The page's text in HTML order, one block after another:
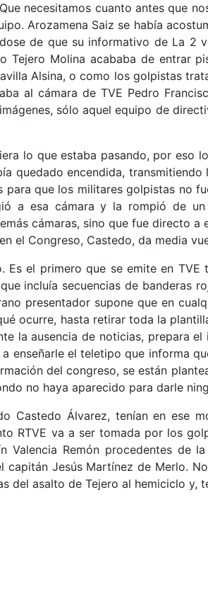
necesitamos cuanto antes que
Arozamena Saiz se había
de que su informativo de La 2
Tejero Molina acababa de entrar
Alsina, o como los golpistas
al cámara de TVE Pedro
sólo aquel equipo de
lo que estaba pasando, por eso
quedado encendida,
que los militares golpistas no
a esa cámara y la rompió de
cámaras, sino que fue directo
el Congreso, Castedo, da media
el primero que se emite en
incluía secuencias de
presentador supone que en
ocurre, hasta retirar toda la
la ausencia de noticias, prepara
enseñarle el teletipo que informa
del congreso, se están
no haya aparecido para darle
Castedo Álvarez, tenían en ese
RTVE va a ser tomada por los
Remón procedentes de
Jesús Martínez de Merlo.
del asalto de Tejero al hemiciclo